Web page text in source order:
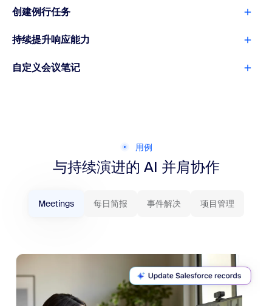
创建例行任务
持续提升响应能力
自定义会议笔记
用例
与持续演进的 AI 并肩协作
Meetings 每日简报 事件解决 项目管理